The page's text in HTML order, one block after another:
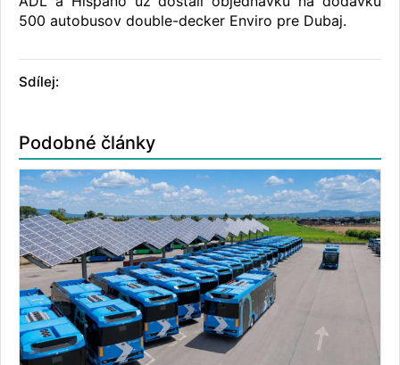
500 autobusov double-decker Enviro pre Dubaj.
Sdílej:
Podobné články